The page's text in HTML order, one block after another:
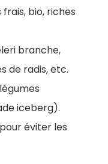
bio, riches
branche,
de radis, etc.
iceberg).
éviter les